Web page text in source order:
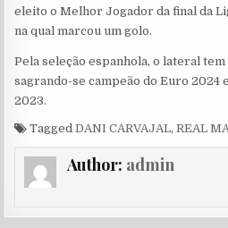
eleito o Melhor Jogador da final da
na qual marcou um golo.
Pela seleção espanhola, o lateral
sagrando-se campeão do Euro 2024
2023.
TaggedDANI CARVAJAL,REAL
Author: admin